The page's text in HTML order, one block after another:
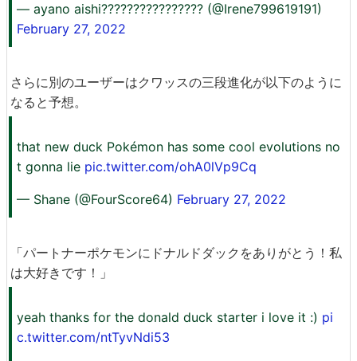
— ayano aishi???????????????? (@Irene799619191)
February 27, 2022
さらに別のユーザーはクワッスの三段進化が以下のように
なると予想。
that new duck Pokémon has some cool evolutions no
t gonna lie pic.twitter.com/ohA0lVp9Cq
— Shane (@FourScore64) February 27, 2022
「パートナーポケモンにドナルドダックをありがとう！私
は大好きです！」
yeah thanks for the donald duck starter i love it :) pi
c.twitter.com/ntTyvNdi53